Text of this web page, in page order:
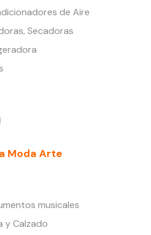
de Aire
Secadoras
Moda Arte
musicales
y Calzado